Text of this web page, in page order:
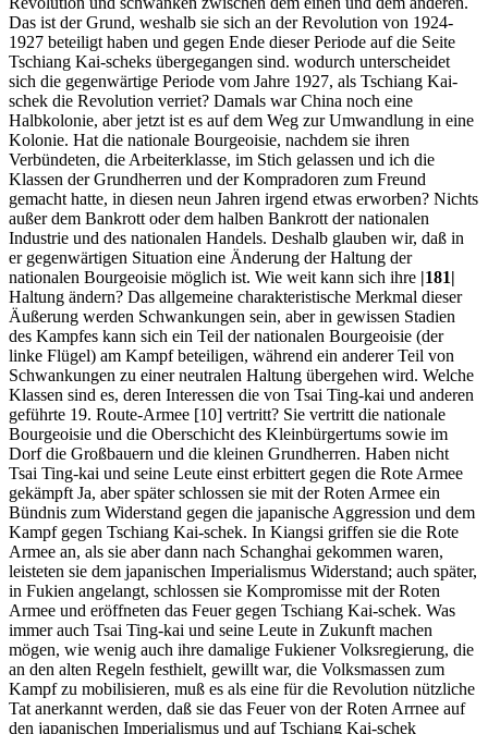
Das ist der Grund, weshalb sie sich an der Revolution von 1924-
1927 beteiligt haben und gegen Ende dieser Periode auf die Seite
Tschiang Kai-scheks übergegangen sind. wodurch unterscheidet
sich die gegenwärtige Periode vom Jahre 1927, als Tschiang Kai-
schek die Revolution verriet? Damals war China noch eine
Halbkolonie, aber jetzt ist es auf dem Weg zur Umwandlung in eine
Kolonie. Hat die nationale Bourgeoisie, nachdem sie ihren
Verbündeten, die Arbeiterklasse, im Stich gelassen und ich die
Klassen der Grundherren und der Kompradoren zum Freund
gemacht hatte, in diesen neun Jahren irgend etwas erworben? Nichts
außer dem Bankrott oder dem halben Bankrott der nationalen
Industrie und des nationalen Handels. Deshalb glauben wir, daß in
er gegenwärtigen Situation eine Änderung der Haltung der
nationalen Bourgeoisie möglich ist. Wie weit kann sich ihre |181|
Haltung ändern? Das allgemeine charakteristische Merkmal dieser
Äußerung werden Schwankungen sein, aber in gewissen Stadien
des Kampfes kann sich ein Teil der nationalen Bourgeoisie (der
linke Flügel) am Kampf beteiligen, während ein anderer Teil von
Schwankungen zu einer neutralen Haltung übergehen wird. Welche
Klassen sind es, deren Interessen die von Tsai Ting-kai und anderen
geführte 19. Route-Armee [10] vertritt? Sie vertritt die nationale
Bourgeoisie und die Oberschicht des Kleinbürgertums sowie im
Dorf die Großbauern und die kleinen Grundherren. Haben nicht
Tsai Ting-kai und seine Leute einst erbittert gegen die Rote Armee
gekämpft Ja, aber später schlossen sie mit der Roten Armee ein
Bündnis zum Widerstand gegen die japanische Aggression und dem
Kampf gegen Tschiang Kai-schek. In Kiangsi griffen sie die Rote
Armee an, als sie aber dann nach Schanghai gekommen waren,
leisteten sie dem japanischen Imperialismus Widerstand; auch später,
in Fukien angelangt, schlossen sie Kompromisse mit der Roten
Armee und eröffneten das Feuer gegen Tschiang Kai-schek. Was
immer auch Tsai Ting-kai und seine Leute in Zukunft machen
mögen, wie wenig auch ihre damalige Fukiener Volksregierung, die
an den alten Regeln festhielt, gewillt war, die Volksmassen zum
Kampf zu mobilisieren, muß es als eine für die Revolution nützliche
Tat anerkannt werden, daß sie das Feuer von der Roten Arrnee auf
den japanischen Imperialismus und auf Tschiang Kai-schek